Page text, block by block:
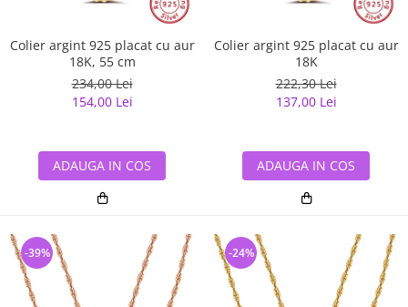
Colier argint 925 placat cu aur
18K, 55 cm
234,00 Lei
154,00 Lei
ADAUGA IN COS
Colier argint 925 placat cu aur
18K
222,30 Lei
137,00 Lei
ADAUGA IN COS
-39% -24%